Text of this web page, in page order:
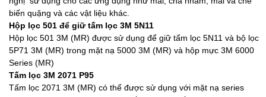
biến quặng và các vật liệu khác.
Hộp lọc 501 để giữ tấm lọc 3M 5N11
Hộp lọc 501 3M (MR) được sử dụng để giữ tấm lọc 5N11 và bộ lọc
5P71 3M (MR) trong mặt nạ 5000 3M (MR) và hộp mực 3M 6000
Series (MR)
Tấm lọc 3M 2071 P95
Tấm lọc 2071 3M (MR) có thể được sử dụng với mặt nạ series